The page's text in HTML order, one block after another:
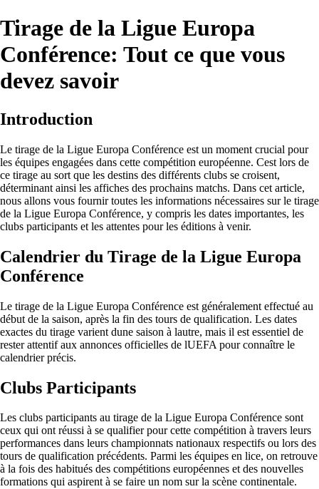
Tirage de la Ligue Europa
Conférence: Tout ce que vous
devez savoir
Introduction
Le tirage de la Ligue Europa Conférence est un moment crucial pour
les équipes engagées dans cette compétition européenne. Cest lors de
ce tirage au sort que les destins des différents clubs se croisent,
déterminant ainsi les affiches des prochains matchs. Dans cet article,
nous allons vous fournir toutes les informations nécessaires sur le tirage
de la Ligue Europa Conférence, y compris les dates importantes, les
clubs participants et les attentes pour les éditions à venir.
Calendrier du Tirage de la Ligue Europa
Conférence
Le tirage de la Ligue Europa Conférence est généralement effectué au
début de la saison, après la fin des tours de qualification. Les dates
exactes du tirage varient dune saison à lautre, mais il est essentiel de
rester attentif aux annonces officielles de lUEFA pour connaître le
calendrier précis.
Clubs Participants
Les clubs participants au tirage de la Ligue Europa Conférence sont
ceux qui ont réussi à se qualifier pour cette compétition à travers leurs
performances dans leurs championnats nationaux respectifs ou lors des
tours de qualification précédents. Parmi les équipes en lice, on retrouve
à la fois des habitués des compétitions européennes et des nouvelles
formations qui aspirent à se faire un nom sur la scène continentale.